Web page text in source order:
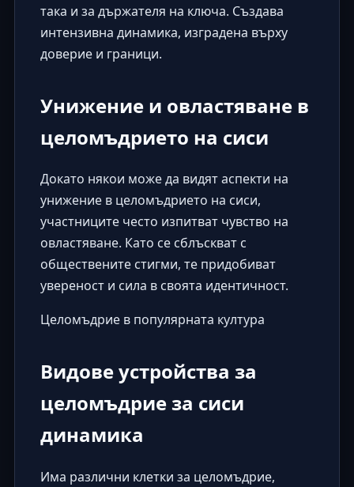
така и за държателя на ключа. Създава
интензивна динамика, изградена върху
доверие и граници.
Унижение и овластяване в
целомъдрието на сиси
Докато някои може да видят аспекти на
унижение в целомъдрието на сиси,
участниците често изпитват чувство на
овластяване. Като се сблъскват с
обществените стигми, те придобиват
увереност и сила в своята идентичност.
Целомъдрие в популярната култура
Видове устройства за
целомъдрие за сиси
динамика
Има различни клетки за целомъдрие,